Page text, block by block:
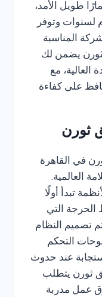
طويل الأمد،
لسنوات وتوفر
المناسبة
ثورن يضمن لك
العالية، مع
على كفاءة
ثورن
في القاهرة
العالمية.
تبدأ أولًا
الحرجة التي
تصميم النظام
التحكم
عند حدوث
ثورن يتطلب
عمل مدربة